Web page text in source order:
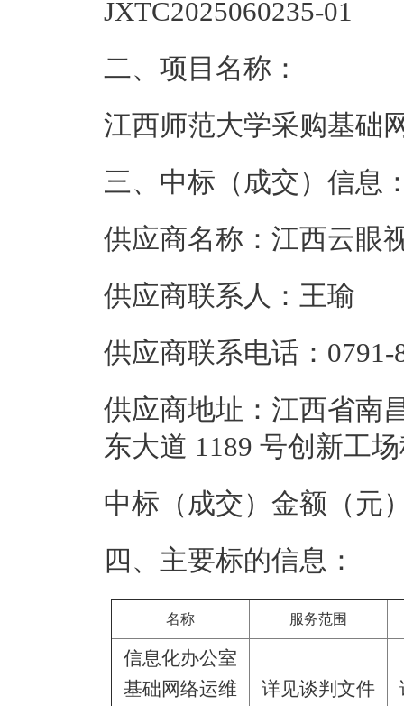
JXTC2025060235-01
二、项目名称：
江西师范大学采购基础
三、中标（成交）信息
供应商名称：江西云眼
供应商联系人：王瑜
供应商联系电话：0791-
供应商地址：江西省南
东大道 1189 号创新工
中标（成交）金额（元
四、主要标的信息：
名称 服务范围
信息化办公室
基础网络运维
详见谈判文件